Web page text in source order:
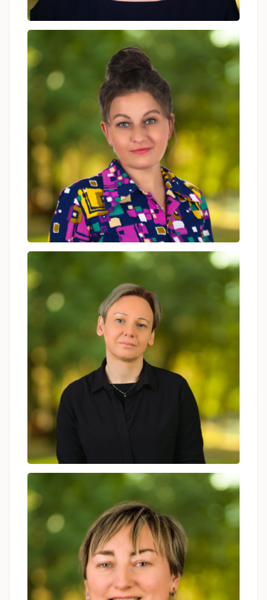
Kamila Kozak – Wójcicka
psycholog, psychoterapeuta
Magdalena Wilczek
psycholog, psychoterapeuta
Barbara Jeziorczak
psycholog, psychoterapeuta